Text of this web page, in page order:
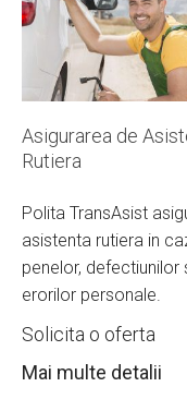
Asigurarea de
Rutiera
Polita TransAsist
asistenta rutiera in
penelor, defectiunilor
erorilor personale.
Solicita o oferta
Mai multe detalii